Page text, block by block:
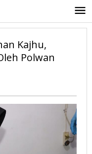
Kajhu,
Polwan